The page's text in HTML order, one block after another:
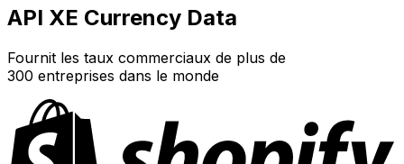
API XE Currency Data
Fournit les taux commerciaux de plus de
300 entreprises dans le monde